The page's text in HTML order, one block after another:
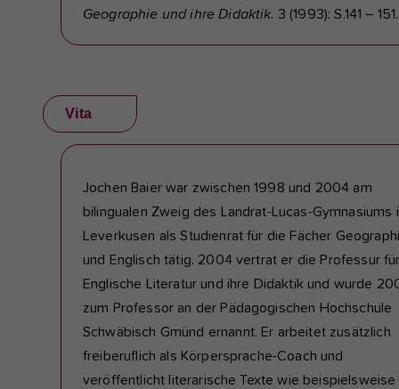
Geographie und ihre Didaktik. 3 (1993): S.141 – 151.
Vita
Jochen Baier war zwischen 1998 und 2004 am
bilingualen Zweig des Landrat-Lucas-Gymnasiums
Leverkusen als Studienrat für die Fächer
und Englisch tätig. 2004 vertrat er die Professur
Englische Literatur und ihre Didaktik und wurde
zum Professor an der Pädagogischen Hochschule
Schwäbisch Gmünd ernannt. Er arbeitet zusätzlich
freiberuflich als Körpersprache-Coach und
veröffentlicht literarische Texte wie beispielsweise